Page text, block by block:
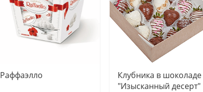
Раффаэлло
Клубника в шоколаде
"Изысканный десерт"